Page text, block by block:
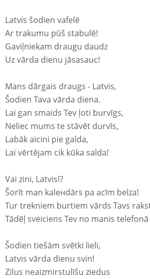
Latvis šodien vafelē
Ar trakumu pūš stabulē!
Gaviļniekam draugu daudz
Uz vārda dienu jāsasauc!
Mans dārgais draugs - Latvis,
Šodien Tava vārda diena.
Lai gan smaids Tev ļoti burvīgs,
Neliec mums te stāvēt durvīs,
Labāk aicini pie galda,
Lai vērtējam cik kūka salda!
Vai zini, Latvis!?
Šorīt man kaleнdārs pa acīm belza!
Tur trekniem burtiem vārds Tavs
Tādēļ sveiciens Tev no manis
Šodien tiešām svētki lieli,
Latvis vārda dienu svin!
Zilus neaizmirstulīšu ziedus